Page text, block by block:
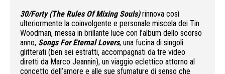
30/Forty (The Rules Of Mixing Souls)rinnova così
ulteriormente la coinvolgente e personale miscela dei Tin
Woodman, messa in brillante luce con l’album dello scorso
anno, Songs For Eternal Lovers, una fucina di singoli
glitterati (ben sei estratti, accompagnati da tre video
diretti da Marco Jeannin), un viaggio eclettico attorno al
concetto dell’amore e alle sue sfumature di senso che